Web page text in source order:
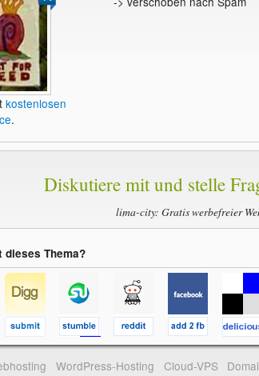
kostenlosen
.
Diskutiere mit und stelle
lima-city: Gratis werbefreier
dieses Thema?
WordPress-Hosting Cloud-VPS